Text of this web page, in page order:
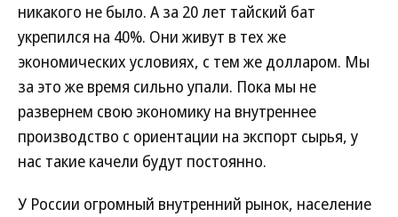
никакого не было. А за 20 лет тайский бат
укрепился на 40%. Они живут в тех же
экономических условиях, с тем же долларом. Мы
за это же время сильно упали. Пока мы не
развернем свою экономику на внутреннее
производство с ориентации на экспорт сырья, у
нас такие качели будут постоянно.
У России огромный внутренний рынок, население